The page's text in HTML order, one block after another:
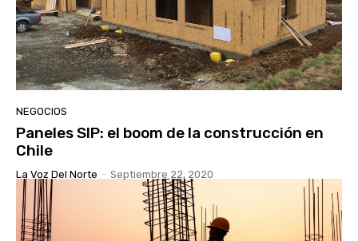
NEGOCIOS
Paneles SIP: el boom de la construcción en
Chile
La Voz Del Norte - Septiembre 22, 2020